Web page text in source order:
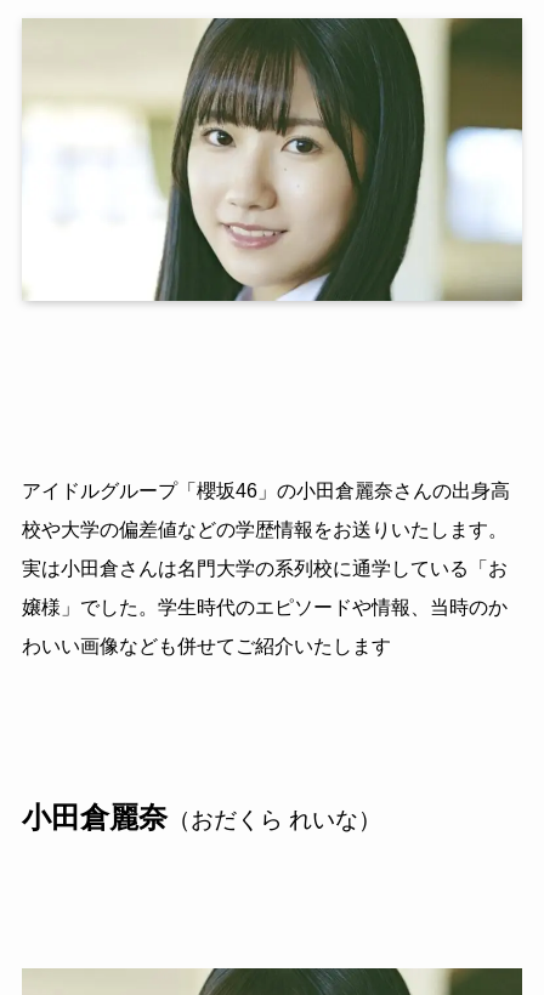
アイドルグループ「櫻坂46」の小田倉麗奈さんの出身高
校や大学の偏差値などの学歴情報をお送りいたします。
実は小田倉さんは名門大学の系列校に通学している「お
嬢様」でした。学生時代のエピソードや情報、当時のか
わいい画像なども併せてご紹介いたします
小田倉麗奈（おだくら れいな）